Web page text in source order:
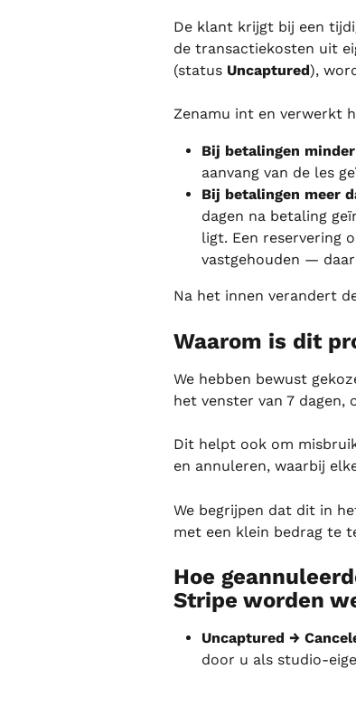
De klant krijgt bij een
de transactiekosten uit
(status Uncaptured),
Zenamu int en verwerkt
Bij betalingen
aanvang van de les
Bij betalingen meer
dagen na betaling
ligt. Een reservering
vastgehouden —
Na het innen verandert
Waarom is dit
We hebben bewust
het venster van 7 dagen,
Dit helpt ook om
en annuleren, waarbij
We begrijpen dat dit in
met een klein bedrag te
Hoe
Stripe worden
Uncaptured →
door u als studio-